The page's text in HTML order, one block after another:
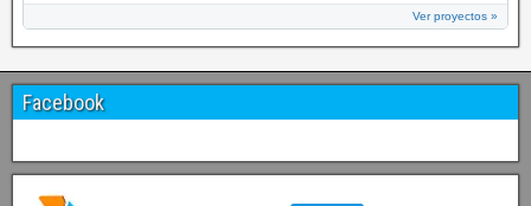
Ver proyectos »
Facebook